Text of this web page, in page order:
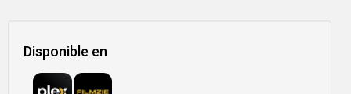
Disponible en